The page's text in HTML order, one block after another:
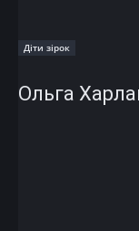
Діти зірок
Ольга